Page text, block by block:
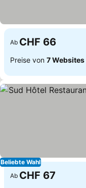
Ab CHF 66
Preise von 7 Websites
Beliebte Wahl
Ab CHF 67